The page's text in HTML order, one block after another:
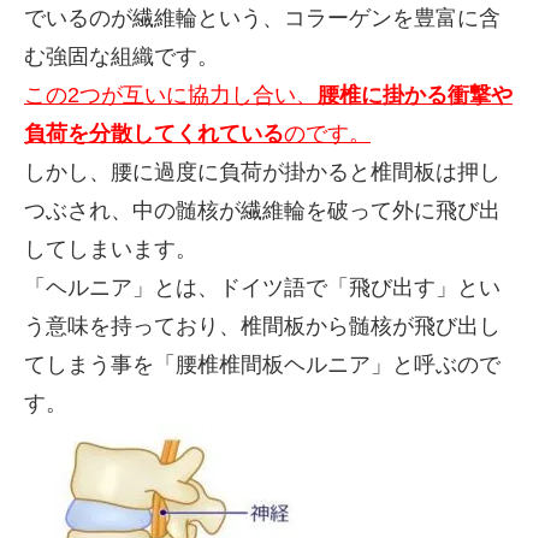
でいるのが繊維輪という、コラーゲンを豊富に含
む強固な組織です。
この2つが互いに協力し合い、 腰椎に掛かる衝撃や
負荷を分散してくれているのです。
しかし、腰に過度に負荷が掛かると椎間板は押し
つぶされ、中の髄核が繊維輪を破って外に飛び出
してしまいます。
「ヘルニア」とは、ドイツ語で「飛び出す」とい
う意味を持っており、椎間板から髄核が飛び出し
てしまう事を「腰椎椎間板ヘルニア」と呼ぶので
す。